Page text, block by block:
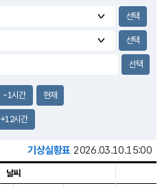
-1시간 현재
+12시간
기상실황표 2026.03.10.15:00
날씨